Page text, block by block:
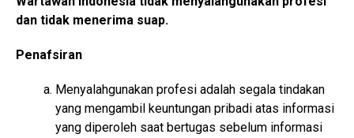
dan tidak menerima suap.
Penafsiran
Menyalahgunakan profesi adalah segala tindakan
yang mengambil keuntungan pribadi atas informasi
yang diperoleh saat bertugas sebelum informasi